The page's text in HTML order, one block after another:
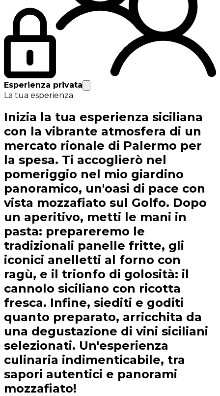
Esperienza privata
La tua esperienza
Inizia la tua esperienza siciliana
con la vibrante atmosfera di un
mercato rionale di Palermo per
la spesa. Ti accoglierò nel
pomeriggio nel mio giardino
panoramico, un'oasi di pace con
vista mozzafiato sul Golfo. Dopo
un aperitivo, metti le mani in
pasta: prepareremo le
tradizionali panelle fritte, gli
iconici anelletti al forno con
ragù, e il trionfo di golosità: il
cannolo siciliano con ricotta
fresca. Infine, siediti e goditi
quanto preparato, arricchita da
una degustazione di vini siciliani
selezionati. Un'esperienza
culinaria indimenticabile, tra
sapori autentici e panorami
mozzafiato!